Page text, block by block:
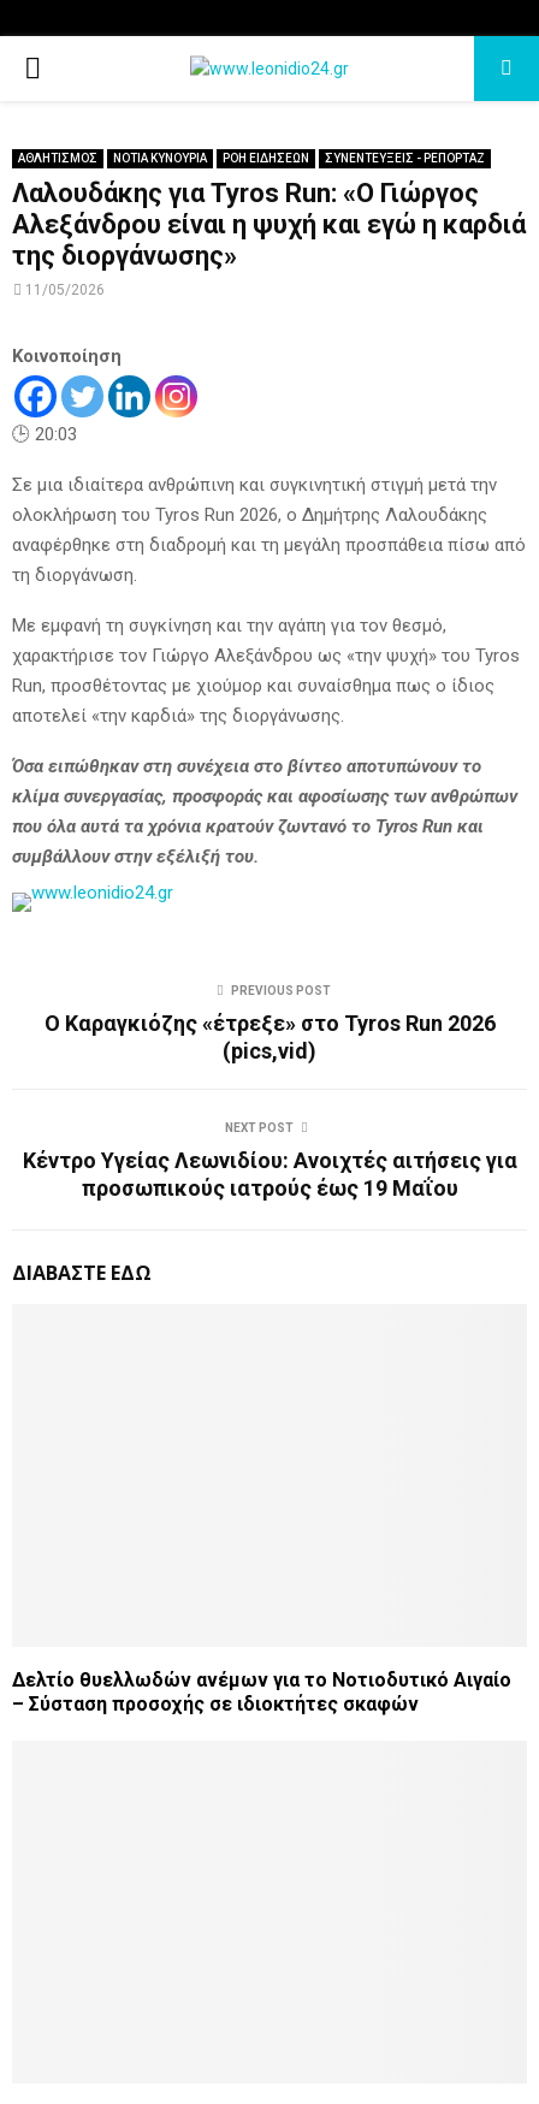
PRIMARY
ΑΘΛΗΤΙΣΜΟΣ ΝΟΤΙΑ ΚΥΝΟΥΡΙΑ ΡΟΗ ΕΙΔΗΣΕΩΝ ΣΥΝΕΝΤΕΥΞΕΙΣ - ΡΕΠΟΡΤΑΖ
Λαλουδάκης για Tyros Run: «Ο Γιώργος
Αλεξάνδρου είναι η ψυχή και εγώ η καρδιά
της διοργάνωσης»
11/05/2026
Κοινοποίηση
🕒 20:03
Σε μια ιδιαίτερα ανθρώπινη και συγκινητική στιγμή μετά την
ολοκλήρωση του Tyros Run 2026, ο Δημήτρης Λαλουδάκης
αναφέρθηκε στη διαδρομή και τη μεγάλη προσπάθεια πίσω από
τη διοργάνωση.
Με εμφανή τη συγκίνηση και την αγάπη για τον θεσμό,
χαρακτήρισε τον Γιώργο Αλεξάνδρου ως «την ψυχή» του Tyros
Run, προσθέτοντας με χιούμορ και συναίσθημα πως ο ίδιος
αποτελεί «την καρδιά» της διοργάνωσης.
Όσα ειπώθηκαν στη συνέχεια στο βίντεο αποτυπώνουν το
κλίμα συνεργασίας, προσφοράς και αφοσίωσης των ανθρώπων
που όλα αυτά τα χρόνια κρατούν ζωντανό το Tyros Run και
συμβάλλουν στην εξέλιξή του.
PREVIOUS POST
Ο Καραγκιόζης «έτρεξε» στο Tyros Run 2026
(pics,vid)
NEXT POST
Κέντρο Υγείας Λεωνιδίου: Ανοιχτές αιτήσεις για
προσωπικούς ιατρούς έως 19 Μαΐου
ΔΙΑΒΑΣΤΕ ΕΔΩ
Δελτίο θυελλωδών ανέμων για το Νοτιοδυτικό Αιγαίο
– Σύσταση προσοχής σε ιδιοκτήτες σκαφών